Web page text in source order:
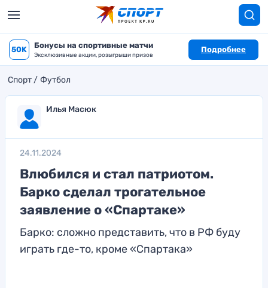
50K Бонусы на спортивные матчи
Эксклюзивные акции, розыгрыши призов
Подробнее
Спорт Футбол
Илья Масюк
24.11.2024
Влюбился и стал патриотом.
Барко сделал трогательное
заявление о «Спартаке»
Барко: сложно представить, что в РФ буду
играть где-то, кроме «Спартака»